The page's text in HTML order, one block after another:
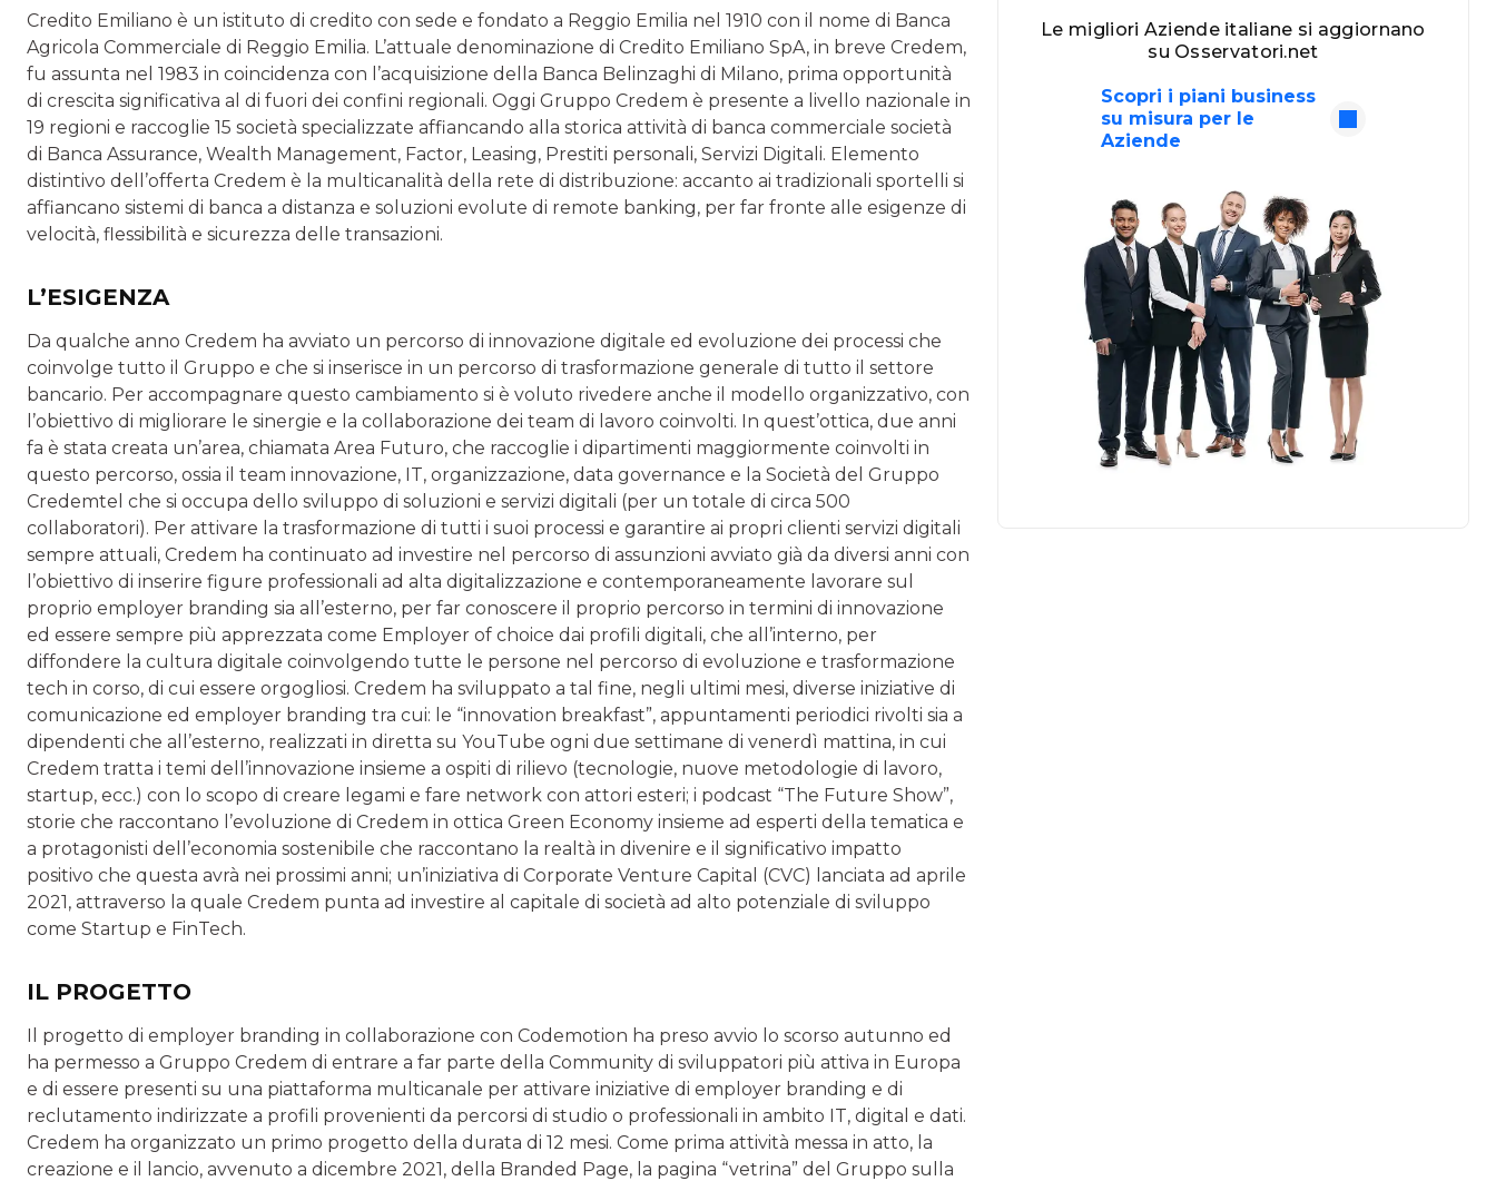
Credito Emiliano è un istituto di credito con sede e fondato a Reggio Emilia nel 1910 con il nome di Banca
Agricola Commerciale di Reggio Emilia. L’attuale denominazione di Credito Emiliano SpA, in breve Credem,
fu assunta nel 1983 in coincidenza con l’acquisizione della Banca Belinzaghi di Milano, prima opportunità
di crescita significativa al di fuori dei confini regionali. Oggi Gruppo Credem è presente a livello nazionale in
19 regioni e raccoglie 15 società specializzate affiancando alla storica attività di banca commerciale società
di Banca Assurance, Wealth Management, Factor, Leasing, Prestiti personali, Servizi Digitali. Elemento
distintivo dell’offerta Credem è la multicanalità della rete di distribuzione: accanto ai tradizionali sportelli si
affiancano sistemi di banca a distanza e soluzioni evolute di remote banking, per far fronte alle esigenze di
velocità, flessibilità e sicurezza delle transazioni.
L’ESIGENZA
Da qualche anno Credem ha avviato un percorso di innovazione digitale ed evoluzione dei processi che
coinvolge tutto il Gruppo e che si inserisce in un percorso di trasformazione generale di tutto il settore
bancario. Per accompagnare questo cambiamento si è voluto rivedere anche il modello organizzativo, con
l’obiettivo di migliorare le sinergie e la collaborazione dei team di lavoro coinvolti. In quest’ottica, due anni
fa è stata creata un’area, chiamata Area Futuro, che raccoglie i dipartimenti maggiormente coinvolti in
questo percorso, ossia il team innovazione, IT, organizzazione, data governance e la Società del Gruppo
Credemtel che si occupa dello sviluppo di soluzioni e servizi digitali (per un totale di circa 500
collaboratori). Per attivare la trasformazione di tutti i suoi processi e garantire ai propri clienti servizi digitali
sempre attuali, Credem ha continuato ad investire nel percorso di assunzioni avviato già da diversi anni con
l’obiettivo di inserire figure professionali ad alta digitalizzazione e contemporaneamente lavorare sul
proprio employer branding sia all’esterno, per far conoscere il proprio percorso in termini di innovazione
ed essere sempre più apprezzata come Employer of choice dai profili digitali, che all’interno, per
diffondere la cultura digitale coinvolgendo tutte le persone nel percorso di evoluzione e trasformazione
tech in corso, di cui essere orgogliosi. Credem ha sviluppato a tal fine, negli ultimi mesi, diverse iniziative di
comunicazione ed employer branding tra cui: le “innovation breakfast”, appuntamenti periodici rivolti sia a
dipendenti che all’esterno, realizzati in diretta su YouTube ogni due settimane di venerdì mattina, in cui
Credem tratta i temi dell’innovazione insieme a ospiti di rilievo (tecnologie, nuove metodologie di lavoro,
startup, ecc.) con lo scopo di creare legami e fare network con attori esteri; i podcast “The Future Show”,
storie che raccontano l’evoluzione di Credem in ottica Green Economy insieme ad esperti della tematica e
a protagonisti dell’economia sostenibile che raccontano la realtà in divenire e il significativo impatto
positivo che questa avrà nei prossimi anni; un’iniziativa di Corporate Venture Capital (CVC) lanciata ad aprile
2021, attraverso la quale Credem punta ad investire al capitale di società ad alto potenziale di sviluppo
come Startup e FinTech.
IL PROGETTO
Il progetto di employer branding in collaborazione con Codemotion ha preso avvio lo scorso autunno ed
ha permesso a Gruppo Credem di entrare a far parte della Community di sviluppatori più attiva in Europa
e di essere presenti su una piattaforma multicanale per attivare iniziative di employer branding e di
reclutamento indirizzate a profili provenienti da percorsi di studio o professionali in ambito IT, digital e dati.
Credem ha organizzato un primo progetto della durata di 12 mesi. Come prima attività messa in atto, la
creazione e il lancio, avvenuto a dicembre 2021, della Branded Page, la pagina “vetrina” del Gruppo sulla
Le migliori Aziende italiane si aggiornano
su Osservatori.net
Scopri i piani business
su misura per le
Aziende